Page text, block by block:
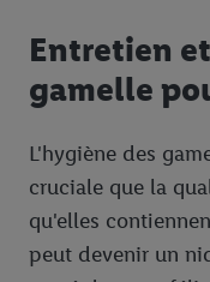
Entretien
gamelle
L'hygiène des
cruciale que la
qu'elles
peut devenir un